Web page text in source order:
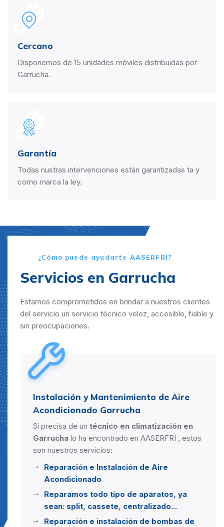
Cercano
Disponemos de 15 unidades móviles distribuidas por
Garrucha.
Garantía
Todas nustras intervenciones están garantizadas ta y
como marca la ley.
¿Cómo puede ayudarte AASERFRI?
Servicios en Garrucha
Estamos comprometidos en brindar a nuestros clientes
del servicio un servicio técnico veloz, accesible, fiable y
sin preocupaciones.
Instalación y Mantenimiento de Aire
Acondicionado Garrucha
Si precisa de un técnico en climatización en
Garruchalo ha encontrado en AASERFRI , estos
son nuestros servicios:
Reparación e Instalación de Aire
Acondicionado
Reparamos todo tipo de aparatos, ya
sean: split, cassete, centralizado...
Reparación e instalación de bombas de